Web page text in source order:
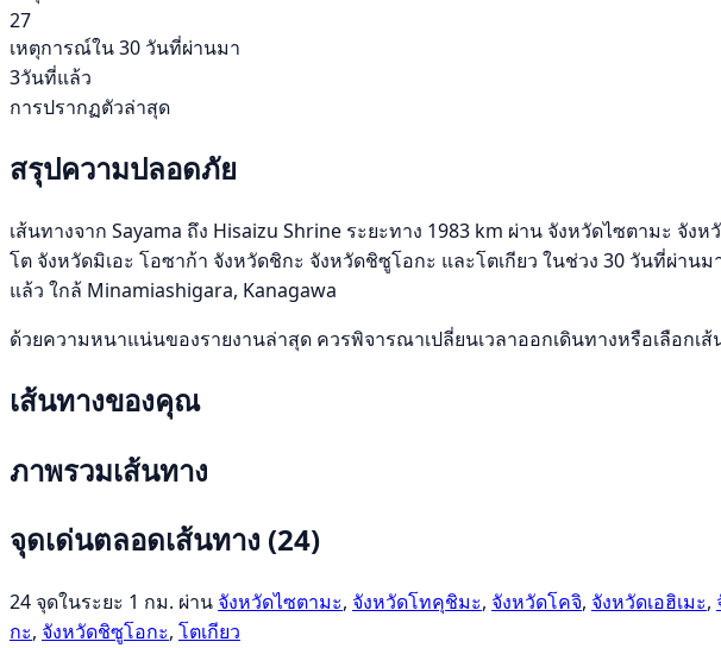
27
เหตุการณ์ใน 30 วันที่ผ่านมา
3วันที่แล้ว
การปรากฏตัวล่าสุด
สรุปความปลอดภัย
เส้นทางจาก Sayama ถึง Hisaizu Shrine ระยะทาง 1983 km ผ่าน จังหวัดไซตามะ จั
โต จังหวัดมิเอะ โอซาก้า จังหวัดชิกะ จังหวัดชิซูโอกะ และโตเกียว ในช่วง 30 วันที่ผ่า
แล้ว ใกล้ Minamiashigara, Kanagawa
ด้วยความหนาแน่นของรายงานล่าสุด ควรพิจารณาเปลี่ยนเวลาออกเดินทางหรือเลือกเ
เส้นทางของคุณ
ภาพรวมเส้นทาง
จุดเด่นตลอดเส้นทาง (24)
24 จุดในระยะ 1 กม. ผ่าน จังหวัดไซตามะ, จังหวัดโทคุชิมะ, จังหวัดโคจิ, จังหวัดเอฮิเมะ,
กะ, จังหวัดชิซูโอกะ, โตเกียว